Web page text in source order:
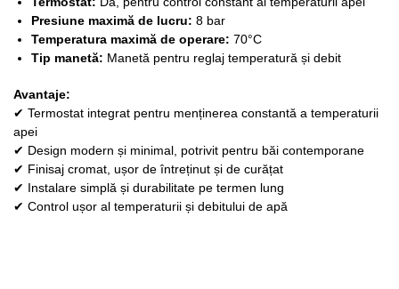
Presiune maximă de lucru: 8 bar
Temperatura maximă de operare: 70°C
Tip manetă: Manetă pentru reglaj temperatură și debit
Avantaje:
✔ Termostat integrat pentru menținerea constantă a temperaturii
apei
✔ Design modern și minimal, potrivit pentru băi contemporane
✔ Finisaj cromat, ușor de întreținut și de curățat
✔ Instalare simplă și durabilitate pe termen lung
✔ Control ușor al temperaturii și debitului de apă